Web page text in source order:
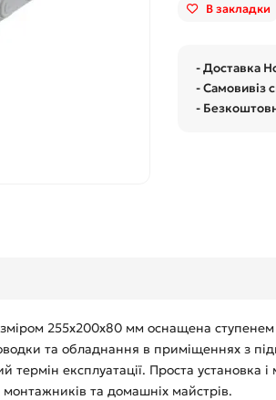
В закладки
- Доставка
- Самовивіз
-
255x200x80 мм оснащена ступенем
та обладнання в приміщеннях з
термін експлуатації. Проста
та домашніх майстрів.